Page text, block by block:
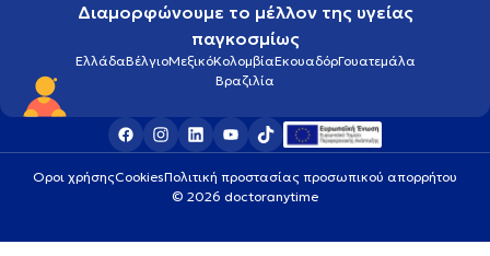
Διαμορφώνουμε το μέλλον της υγείας
παγκοσμίως
ΕλλάδαΒέλγιοΜεξικόΚολομβίαΕκουαδόρΓουατεμάλα
Βραζιλία
Οροι χρήσηςCookiesΠολιτική προστασίας προσωπικού απορρήτου
© 2026 doctoranytime